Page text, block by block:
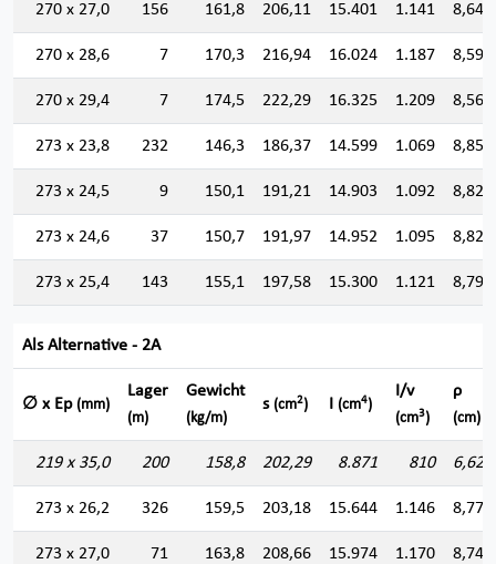
270 x 27,0 156 161,8 206,11 15.401 1.141 8,644
270 x 28,6 7 170,3 216,94 16.024 1.187 8,594
270 x 29,4 7 174,5 222,29 16.325 1.209 8,569
273 x 23,8 232 146,3 186,37 14.599 1.069 8,850
273 x 24,5 9 150,1 191,21 14.903 1.092 8,828
273 x 24,6 37 150,7 191,97 14.952 1.095 8,825
273 x 25,4 143 155,1 197,58 15.300 1.121 8,799
Als Alternative - 2A
∅ x Ep (mm)
Lager
(m)
Gewicht
(kg/m)
s (cm2) I (cm4)
I/v
(cm3)
ρ
(cm)
219 x 35,0 200 158,8 202,29 8.871 810 6,622
273 x 26,2 326 159,5 203,18 15.644 1.146 8,774
273 x 27,0 71 163,8 208,66 15.974 1.170 8,749